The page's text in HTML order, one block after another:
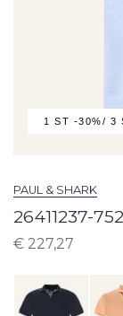
1 ST -30%/ 3
PAUL & SHARK
26411237-752
€ 227,27